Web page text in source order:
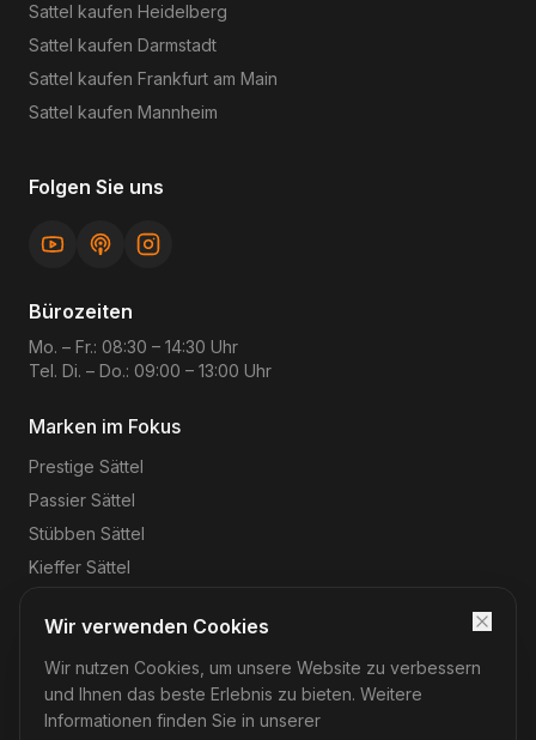
Sattel kaufen Heidelberg
Sattel kaufen Darmstadt
Sattel kaufen Frankfurt am Main
Sattel kaufen Mannheim
Folgen Sie uns
Bürozeiten
Mo. – Fr.: 08:30 – 14:30 Uhr
Tel. Di. – Do.: 09:00 – 13:00 Uhr
Marken im Fokus
Prestige Sättel
Passier Sättel
Stübben Sättel
Kieffer Sättel
©2026 Reitsport-Rheinmain – Magnus Wehrheim. Alle
Rechte vorbehalten.
Impressum DatenschutzAGB
Wir verwenden Cookies
Wir nutzen Cookies, um unsere Website zu verbessern
und Ihnen das beste Erlebnis zu bieten. Weitere
Informationen finden Sie in unserer